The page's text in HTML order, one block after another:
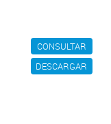
CONSULTAR
DESCARGAR